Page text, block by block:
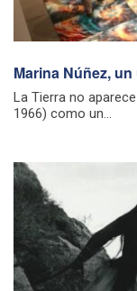
Marina Núñez,
La Tierra no
1966) como un...